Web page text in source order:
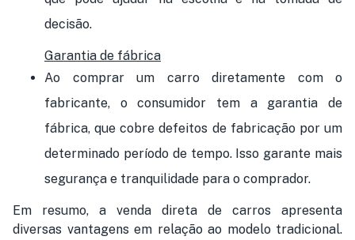
decisão.
Garantia de fábrica
Ao comprar um carro diretamente com o
fabricante, o consumidor tem a garantia de
fábrica, que cobre defeitos de fabricação por um
determinado período de tempo. Isso garante mais
segurança e tranquilidade para o comprador.
Em resumo, a venda direta de carros apresenta
diversas vantagens em relação ao modelo tradicional.